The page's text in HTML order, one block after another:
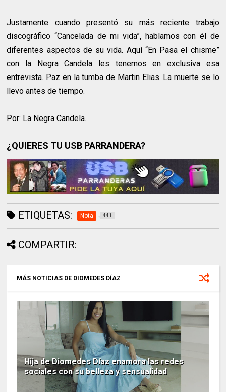
Justamente cuando presentó su más reciente trabajo
discográfico “Cancelada de mi vida”, hablamos con él de
diferentes aspectos de su vida. Aquí “En Pasa el chisme”
con la Negra Candela les tenemos en exclusiva esa
entrevista. Paz en la tumba de Martin Elias. La muerte se lo
llevo antes de tiempo.
Por: La Negra Candela.
¿QUIERES TU USB PARRANDERA?
ETIQUETAS: Nota 441
COMPARTIR:
MÁS NOTICIAS DE DIOMEDES DÍAZ
Hija de Diomedes Díaz enamora las redes
sociales con su belleza y sensualidad